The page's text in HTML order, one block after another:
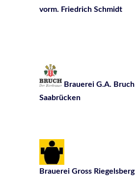
vorm. Friedrich Schmidt
Brauerei G.A. Bruch
Saabrücken
Brauerei Gross Riegelsberg